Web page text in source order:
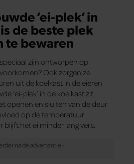
‘ei-plek’ in
de beste plek
te bewaren
zijn ontworpen op
Ook zorgen ze
uit de koelkast in de eieren
‘ei-plek’ in de koelkast zit
openen en sluiten van de deur
op de temperatuur
blijft het ei minder lang vers.